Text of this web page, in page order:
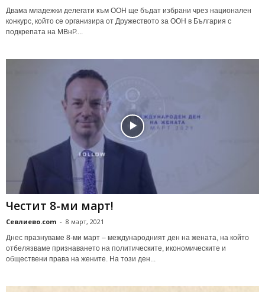
Двама младежки делегати към ООН ще бъдат избрани чрез национален
конкурс, който се организира от Дружеството за ООН в България с
подкрепата на МВнР....
Честит 8-ми март!
Севлиево.com - 8 март, 2021
Днес празнуваме 8-ми март – международният ден на жената, на който
отбелязваме признаването на политическите, икономическите и
обществени права на жените. На този ден...